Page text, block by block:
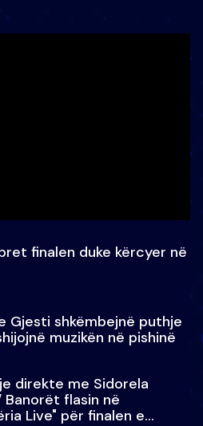
finalen duke kërcyer në
Gjesti shkëmbejnë puthje
muzikën në pishinë
direkte me Sidorela
Banorët flasin në
Live" për finalen e